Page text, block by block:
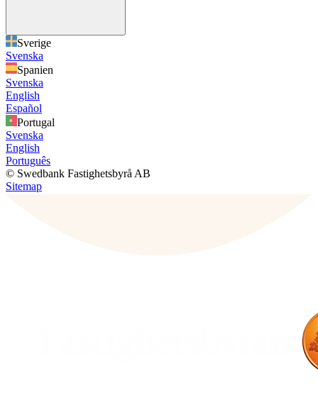
Sverige
Svenska
Spanien
Svenska
English
Español
Portugal
Svenska
English
Português
© Swedbank Fastighetsbyrå AB
Sitemap